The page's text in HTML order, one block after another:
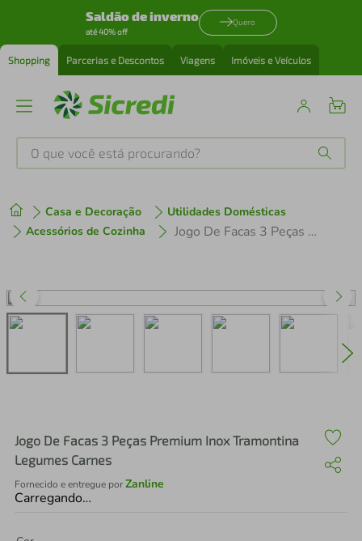
Saldão de inverno
até 40% off
Quero
Shopping Parcerias e Descontos Viagens Imóveis e Veículos
O que você está procurando?
Casa e Decoração
Utilidades Domésticas
Acessórios de Cozinha
Jogo De Facas 3 Peças Premium Inox Tramontina Legumes Carnes
Jogo De Facas 3 Peças Premium Inox Tramontina
Legumes Carnes
Fornecido e entregue porZanline
Carregando…
1º tenis
3º perfume